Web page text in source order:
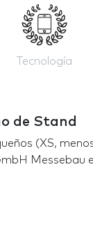
Tecnología
de Stand
(XS,
Messebau